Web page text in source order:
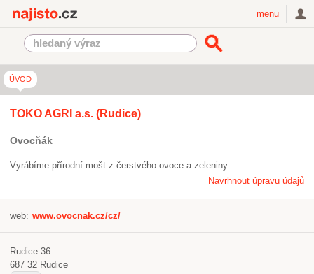
menu
ÚVOD
TOKO AGRI a.s. (Rudice)
Ovocňák
Vyrábíme přírodní mošt z čerstvého ovoce a zeleniny.
Navrhnout úpravu údajů
web: www.ovocnak.cz/cz/
Rudice 36
687 32 Rudice